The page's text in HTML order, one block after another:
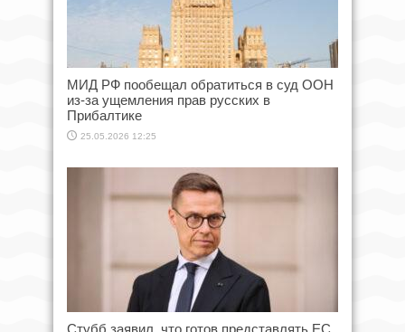
МИД РФ пообещал обратиться в суд ООН
из-за ущемления прав русских в
Прибалтике
25.05.2026 12:25
Стубб заявил, что готов представлять ЕС